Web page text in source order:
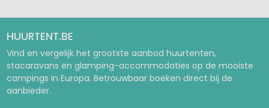
HUURTENT.BE
Vind en vergelijk het grootste aanbod huurtenten,
stacaravans en glamping-accommodaties op de mooiste
campings in Europa. Betrouwbaar boeken direct bij de
aanbieder.